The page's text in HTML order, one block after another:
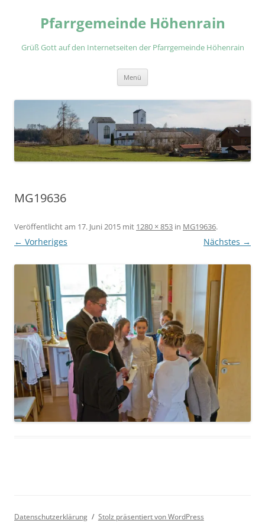
springenPfarrgemeinde Höhenrain
Grüß Gott auf den Internetseiten der Pfarrgemeinde Höhenrain
Menü
MG19636
Veröffentlicht am 17. Juni 2015 mit 1280 × 853 in MG19636.
← Vorheriges Nächstes →
Datenschutzerklärung Stolz präsentiert von WordPress